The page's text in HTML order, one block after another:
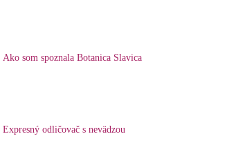
Ako som spoznala Botanica Slavica
Expresný odličovač s nevädzou